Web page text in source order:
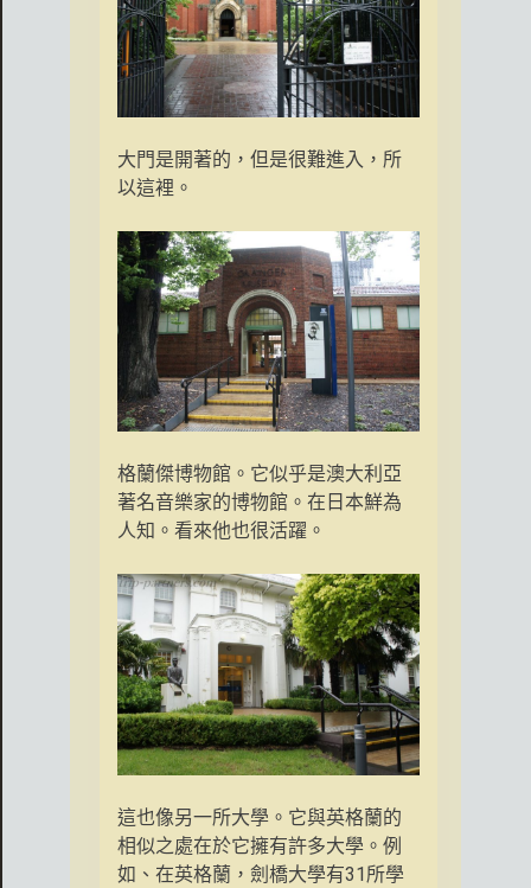
大門是開著的，但是很難進入，所
以這裡。
格蘭傑博物館。它似乎是澳大利亞
著名音樂家的博物館。在日本鮮為
人知。看來他也很活躍。
這也像另一所大學。它與英格蘭的
相似之處在於它擁有許多大學。例
如、在英格蘭，劍橋大學有31所學